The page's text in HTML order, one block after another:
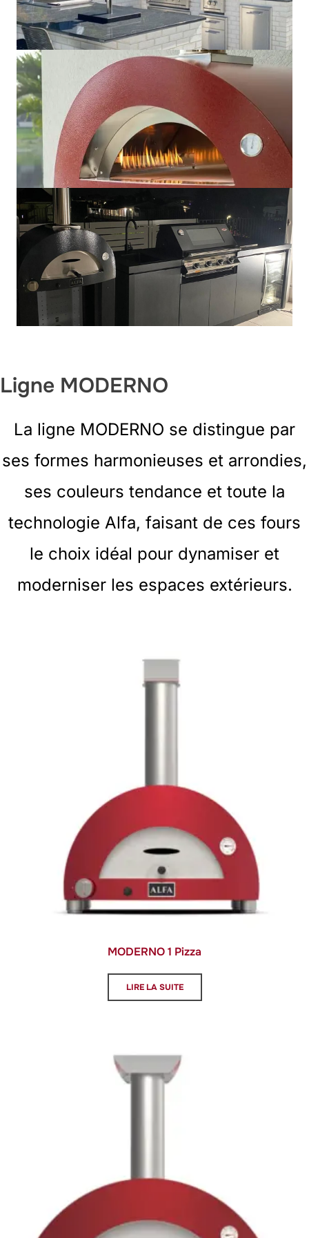
Ligne MODERNO
La ligne MODERNO se distingue par
ses formes harmonieuses et arrondies,
ses couleurs tendance et toute la
technologie Alfa, faisant de ces fours
le choix idéal pour dynamiser et
moderniser les espaces extérieurs.
MODERNO 1 Pizza
LIRE LA SUITE